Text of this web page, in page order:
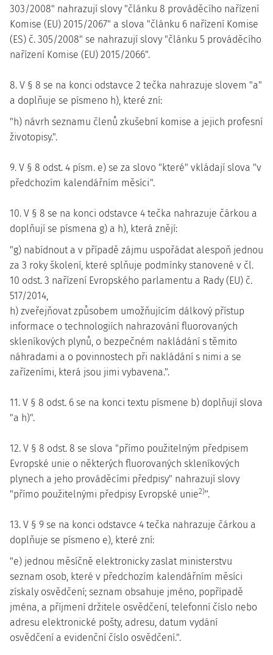
303/2008" nahrazují slovy "článku 8 prováděcího nařízení
Komise (EU) 2015/2067" a slova "článku 6 nařízení Komise
(ES) č. 305/2008" se nahrazují slovy "článku 5 prováděcího
nařízení Komise (EU) 2015/2066".
8. V § 8 se na konci odstavce 2 tečka nahrazuje slovem "a"
a doplňuje se písmeno h), které zní:
"h) návrh seznamu členů zkušební komise a jejich profesní
životopisy.".
9. V § 8 odst. 4 písm. e) se za slovo "které" vkládají slova "v
předchozím kalendářním měsíci".
10. V § 8 se na konci odstavce 4 tečka nahrazuje čárkou a
doplňují se písmena g) a h), která znějí:
"g) nabídnout a v případě zájmu uspořádat alespoň jednou
za 3 roky školení, které splňuje podmínky stanovené v čl.
10 odst. 3 nařízení Evropského parlamentu a Rady (EU) č.
517/2014,
h) zveřejňovat způsobem umožňujícím dálkový přístup
informace o technologiích nahrazování fluorovaných
skleníkových plynů, o bezpečném nakládání s těmito
náhradami a o povinnostech při nakládání s nimi a se
zařízeními, která jsou jimi vybavena.".
11. V § 8 odst. 6 se na konci textu písmene b) doplňují slova
"a h)".
12. V § 8 odst. 8 se slova "přímo použitelným předpisem
Evropské unie o některých fluorovaných skleníkových
plynech a jeho prováděcími předpisy" nahrazují slovy
"přímo použitelnými předpisy Evropské unie2)".
13. V § 9 se na konci odstavce 4 tečka nahrazuje čárkou a
doplňuje se písmeno e), které zní:
"e) jednou měsíčně elektronicky zaslat ministerstvu
seznam osob, které v předchozím kalendářním měsíci
získaly osvědčení; seznam obsahuje jméno, popřípadě
jména, a příjmení držitele osvědčení, telefonní číslo nebo
adresu elektronické pošty, adresu, datum vydání
osvědčení a evidenční číslo osvědčení.".